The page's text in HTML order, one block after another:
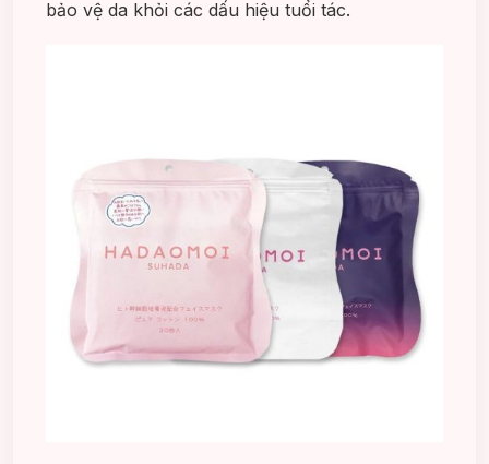
bảo vệ da khỏi các dấu hiệu tuổi tác.